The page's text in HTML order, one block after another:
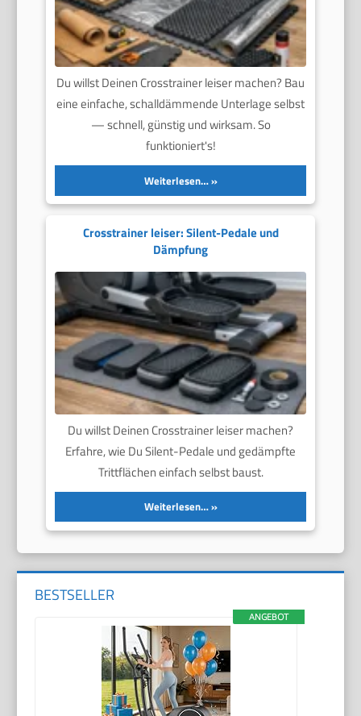
Du willst Deinen Crosstrainer leiser machen? Bau
eine einfache, schalldämmende Unterlage selbst
— schnell, günstig und wirksam. So
funktioniert's!
Weiterlesen…
Crosstrainer leiser: Silent-Pedale und
Dämpfung
Du willst Deinen Crosstrainer leiser machen?
Erfahre, wie Du Silent-Pedale und gedämpfte
Trittflächen einfach selbst baust.
Weiterlesen…
BESTSELLER
ANGEBOT